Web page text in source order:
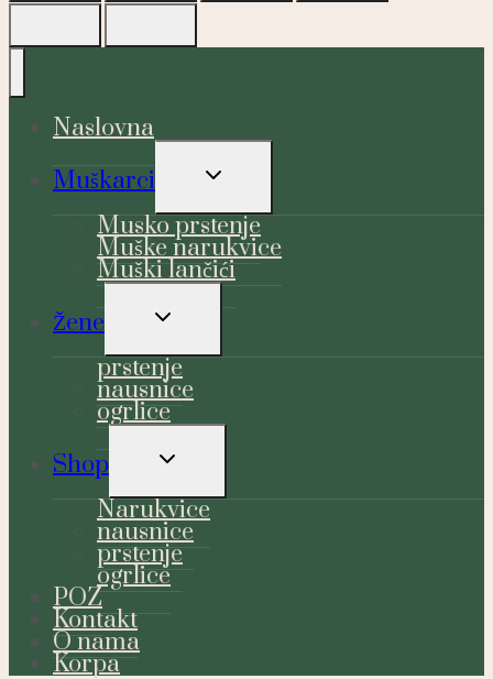
Naslovna
Muškarci
TOGGLE
MENU
Musko prstenje
Muške narukvice
Muški lančići
Žene
TOGGLE
MENU
prstenje
nausnice
ogrlice
Shop
TOGGLE
MENU
Narukvice
nausnice
prstenje
ogrlice
POZ
Kontakt
O nama
Korpa